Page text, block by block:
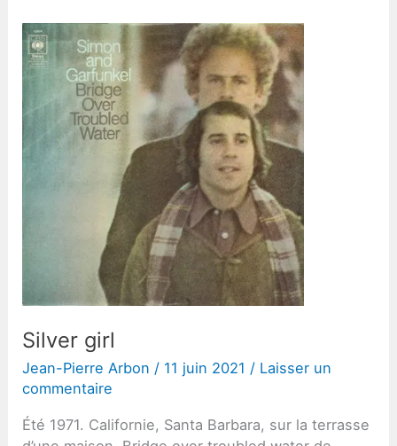
revenant
de
la
revue)
Silver girl
Jean-Pierre Arbon / 11 juin 2021 / Laisser un
commentaire
Été 1971. Californie, Santa Barbara, sur la terrasse